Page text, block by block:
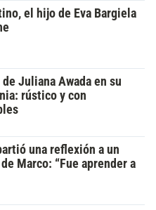
el hijo de Eva Bargiela
Juliana Awada en su
rústico y con
una reflexión a un
Marco: “Fue aprender a